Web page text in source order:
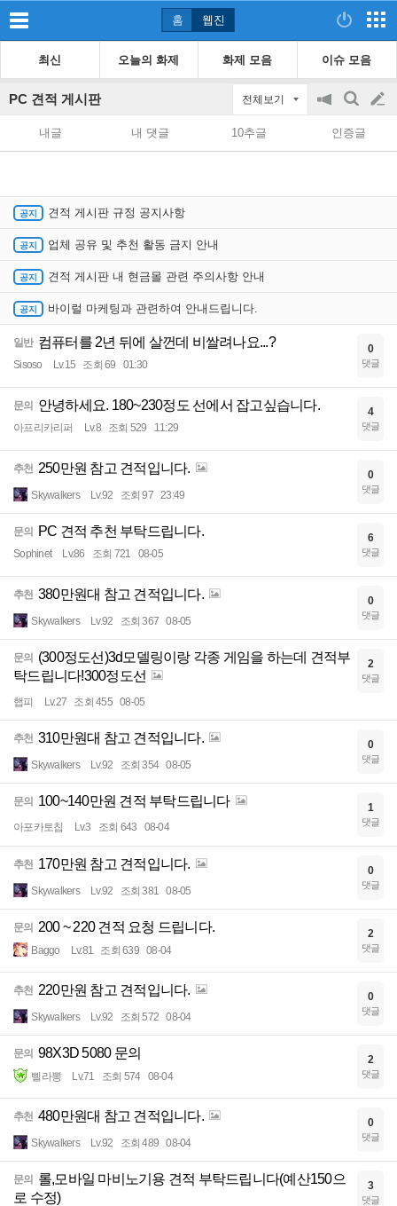
홈 웹진
최신 오늘의 화제 화제 모음 이슈 모음
PC 견적 게시판 전체보기
공
on/off
검
색
글
쓰
내글 내 댓글 10추글 인증글
견적 게시판 규정 공지사항
업체 공유 및 추천 활동 금지 안내
견적 게시판 내 현금몰 관련 주의사항 안내
바이럴 마케팅과 관련하여 안내드립니다.
일반 컴퓨터를 2년 뒤에 살껀데 비쌀려나요...?
Sisoso Lv.15 조회 69 01:30
0
댓글
문의 안녕하세요. 180~230정도 선에서 잡고싶습니다.
아프리카리퍼 Lv.8 조회 529 11:29
4
댓글
추천 250만원 참고 견적입니다.
Skywalkers Lv.92 조회 97 23:49
0
댓글
문의 PC 견적 추천 부탁드립니다.
Sophinet Lv.86 조회 721 08-05
6
댓글
추천 380만원대 참고 견적입니다.
Skywalkers Lv.92 조회 367 08-05
0
댓글
문의
(300정도선)3d모델링이랑 각종 게임을 하는데 견적부
탁드립니다!300정도선
햅피 Lv.27 조회 455 08-05
2
댓글
추천 310만원대 참고 견적입니다.
Skywalkers Lv.92 조회 354 08-05
0
댓글
문의 100~140만원 견적 부탁드립니다
아포카토칩 Lv.3 조회 643 08-04
1
댓글
추천 170만원 참고 견적입니다.
Skywalkers Lv.92 조회 381 08-05
0
댓글
문의 200 ~ 220 견적 요청 드립니다.
Baggo Lv.81 조회 639 08-04
2
댓글
추천 220만원 참고 견적입니다.
Skywalkers Lv.92 조회 572 08-04
0
댓글
문의 98X3D 5080 문의
삘라뽕 Lv.71 조회 574 08-04
2
댓글
추천 480만원대 참고 견적입니다.
Skywalkers Lv.92 조회 489 08-04
0
댓글
문의
롤,모바일 마비노기용 견적 부탁드립니다(예산150으
로 수정)
3
댓글